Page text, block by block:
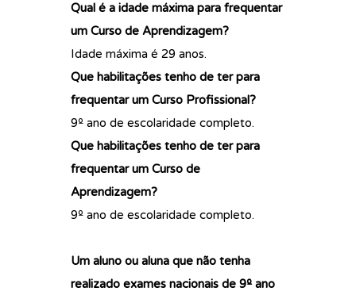
Qual é a idade máxima para frequentar
um Curso de Aprendizagem?
Idade máxima é 29 anos.
Que habilitações tenho de ter para
frequentar um Curso Profissional?
9º ano de escolaridade completo.
Que habilitações tenho de ter para
frequentar um Curso de
Aprendizagem?
9º ano de escolaridade completo.
Um aluno ou aluna que não tenha
realizado exames nacionais de 9º ano